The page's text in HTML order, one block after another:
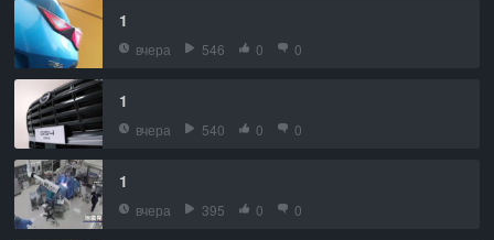
1
вчера 546 0 0
1
вчера 540 0 0
1
вчера 395 0 0